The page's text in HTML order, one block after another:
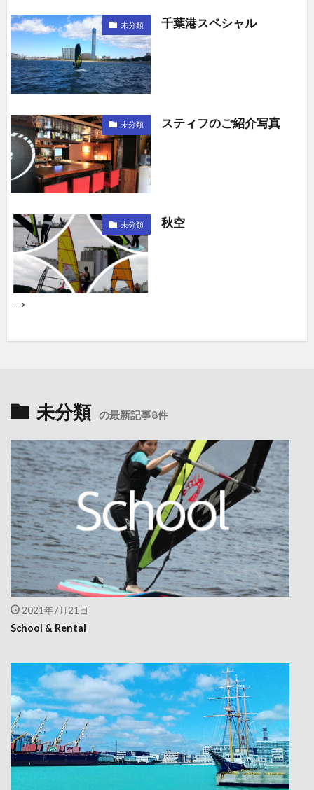
未分類 千葉港スペシャル
未分類 スティフのご紹介写真
未分類 秋空
––>
未分類 の最新記事8件
2021年7月21日
School & Rental